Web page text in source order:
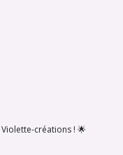
créations ! 🌟